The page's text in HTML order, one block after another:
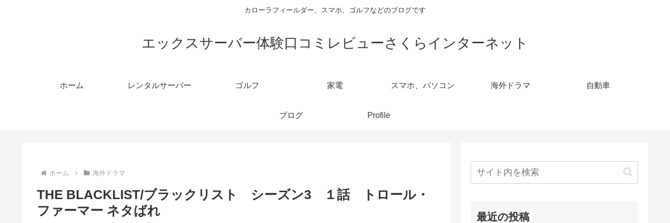
カローラフィールダー、スマホ、ゴルフなどのブログです
エックスサーバー体験口コミレビューさくらインターネット
ホーム レンタルサーバー ゴルフ 家電 スマホ、パソコン 海外ドラマ 自動車
ブログ Profile
ホーム 海外ドラマ
THE BLACKLIST/ブラックリスト シーズン3 １話 トロール・
ファーマー ネタばれ
最近の投稿